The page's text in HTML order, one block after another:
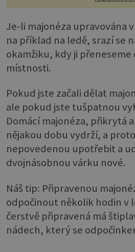
Je-li majonéza upravována
na příklad na ledě, srazí se
okamžiku, kdy ji
místnosti.
Pokud jste začali dělat
ale pokud jste tušpatnou
Domácí majonéza, přikrytá
nějakou dobu vydrží, a
nepovedenou upotřebit a
dvojnásobnou várku nové.
Náš tip: Připravenou
odpočinout několik hodin v
čerstvě připravená má
nádech, který se